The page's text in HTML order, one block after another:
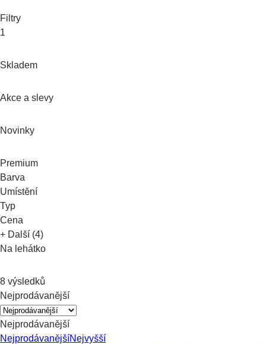
Filtry
1
Skladem
Akce a slevy
Novinky
Premium
Barva
Umístění
Typ
Cena
+ Další (4)
Na lehátko
8 výsledků
Nejprodávanější
Nejprodávanější
NejprodávanějšíNejvyšší